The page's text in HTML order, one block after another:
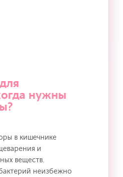
нужны
в кишечнике
и
веществ.
неизбежно